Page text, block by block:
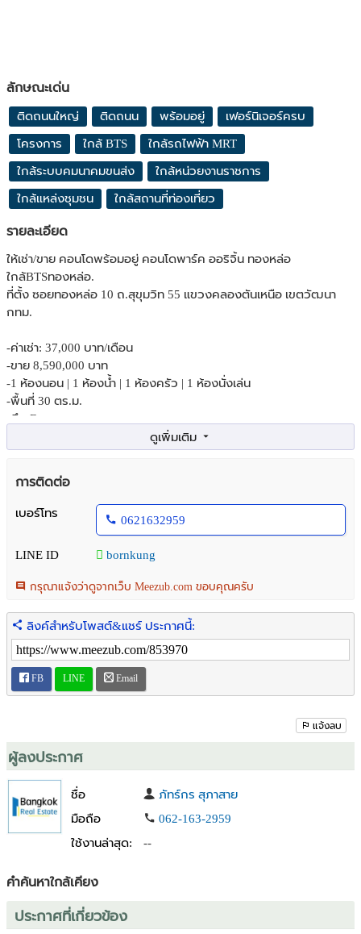
ลักษณะเด่น
ติดถนนใหญ่ ติดถนน พร้อมอยู่ เฟอร์นิเจอร์ครบ
โครงการ ใกล้ BTS ใกล้รถไฟฟ้า MRT
ใกล้ระบบคมนาคมขนส่ง ใกล้หน่วยงานราชการ
ใกล้แหล่งชุมชน ใกล้สถานที่ท่องเที่ยว
รายละเอียด
ให้เช่า/ขาย คอนโดพร้อมอยู่ คอนโดพาร์ค ออริจิ้น ทองหล่อ
ใกล้BTSทองหล่อ.
ที่ตั้ง ซอยทองหล่อ 10 ถ.สุขุมวิท 55 แขวงคลองตันเหนือ เขตวัฒนา
กทม.
-ค่าเช่า: 37,000 บาท/เดือน
-ขาย 8,590,000​ บาท
-1 ห้องนอน | 1 ห้องน้ำ | 1 ห้องครัว | 1 ห้องนั่งเล่น
-พื้นที่ 30 ตร.ม.
-ตึก B
-วิวสวย ไม่ร้อน ไม่มีตึกบัง
***เฟอร์นิเจอร์ + เครื่องใช้ไฟฟ้าครบ***
-เครื่องซักผ้า
-ที่นอน Kingkoil
-TV Samsung QLED 55"
***สิ่งอำนวยความสะดวก***
• สระว่ายน้ำระบบน้ำแร่ + ระบบเกลือ
• Crystal Box ฟิตเนสยื่นชมวิว
• บาร์ชมวิวบนอาคาร
ห้องดูหนัง | ห้องซ้อมดนตรี | เก้าอี้นวด
ห้องบอร์ดเกม | ห้องครัว | สกายเลาจน์ และอื่นๆ อีกมากมาย
คุณณัทกร(บอล นายหน้า) 062-1632959 lineID :bornkung
รับฝากขาย/หาซื้อ บ้าน คอนโด ที่ดิน ฯลฯ ทั่วประเทศ.
ติดต่อสอบถามได้ นายหน้าใจดีครับ ***ติดเจ้าของโดยตรงทุก
ต้องการพิกัดแผนที่ หรือข้อมูลเพิ่มเติม แชท/โทร มาคุยได้ครับ
#เช่าคอนโด
การติดต่อ
เบอร์โทร
0621632959
LINE ID bornkung
กรุณาแจ้งว่าดูจากเว็บ Meezub.com ขอบคุณครับ
ลิงค์สำหรับโพสต์&แชร์ ประกาศนี้:
FB LINE Email
แจ้งลบ
ผู้ลงประกาศ
ชื่อ
ภัทร์กร สุภาสาย
มือถือ
062-163-2959
ใช้งานล่าสุด:
--
คำค้นหาใกล้เคียง
ประกาศที่เกี่ยวข้อง